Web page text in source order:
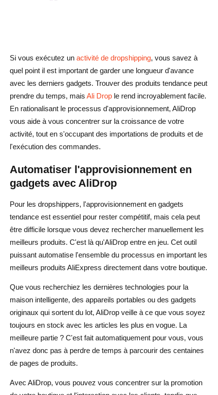
Si vous exécutez un activité de dropshipping, vous savez à
quel point il est important de garder une longueur d'avance
avec les derniers gadgets. Trouver des produits tendance peut
prendre du temps, mais Ali Drop le rend incroyablement facile.
En rationalisant le processus d'approvisionnement, AliDrop
vous aide à vous concentrer sur la croissance de votre
activité, tout en s'occupant des importations de produits et de
l'exécution des commandes.
Automatiser l'approvisionnement en
gadgets avec AliDrop
Pour les dropshippers, l'approvisionnement en gadgets
tendance est essentiel pour rester compétitif, mais cela peut
être difficile lorsque vous devez rechercher manuellement les
meilleurs produits. C'est là qu'AliDrop entre en jeu. Cet outil
puissant automatise l'ensemble du processus en important les
meilleurs produits AliExpress directement dans votre boutique.
Que vous recherchiez les dernières technologies pour la
maison intelligente, des appareils portables ou des gadgets
originaux qui sortent du lot, AliDrop veille à ce que vous soyez
toujours en stock avec les articles les plus en vogue. La
meilleure partie ? C'est fait automatiquement pour vous, vous
n'avez donc pas à perdre de temps à parcourir des centaines
de pages de produits.
Avec AliDrop, vous pouvez vous concentrer sur la promotion